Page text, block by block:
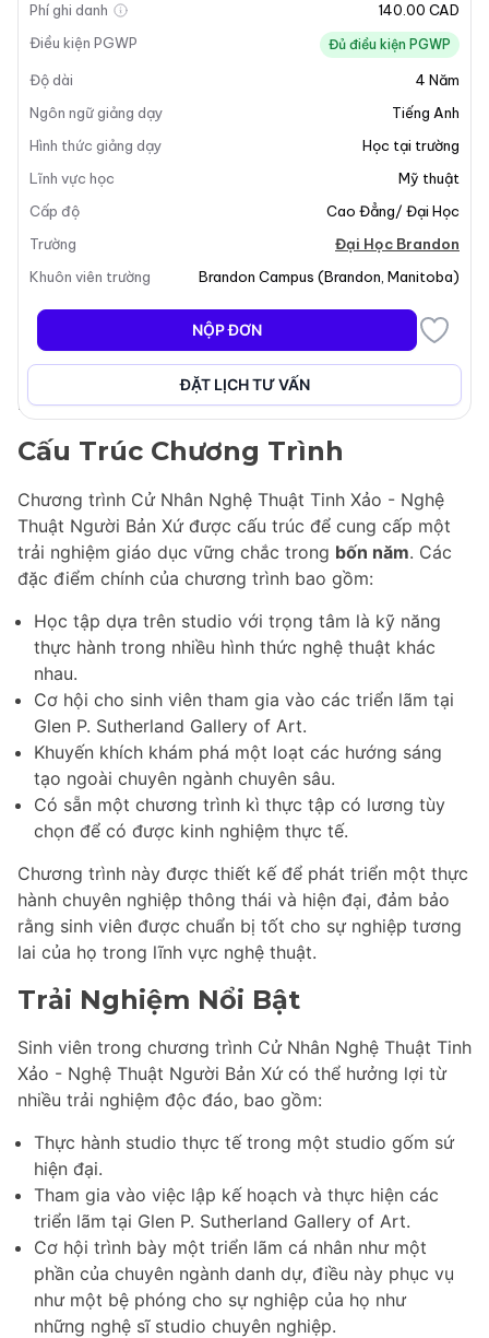
Tổng Quan Chương Trình
Cử Nhân Nghệ Thuật Tinh Xảo - Nghệ Thuật Người
Bản Xứ là một chương trình chuyên nghiệp, dựa trên
studio, được thiết kế để phát triển kỹ năng và kiến
viên cơ hội khám phá nhiều hướng sáng tạo khác nhau
trong khi tập trung vào Nghệ Thuật Người Bản Xứ. Nó
bao gồm một chương trình giảng dạy toàn diện bao
gồm các lớp học studio nghệ thuật, các bài giảng về
khóa học kinh doanh thiết yếu. Sinh viên được khuyến
khích tham gia vào nhiều thực hành nghệ thuật khác
nhau, chuẩn bị cho họ một sự nghiệp thành công trong
lĩnh vực nghệ thuật.
Cấu Trúc Chương Trình
Chương trình Cử Nhân Nghệ Thuật Tinh Xảo - Nghệ
Thuật Người Bản Xứ được cấu trúc để cung cấp một
trải nghiệm giáo dục vững chắc trong bốn năm. Các
đặc điểm chính của chương trình bao gồm:
Học tập dựa trên studio với trọng tâm là kỹ năng
thực hành trong nhiều hình thức nghệ thuật khác
nhau.
Cơ hội cho sinh viên tham gia vào các triển lãm tại
Glen P. Sutherland Gallery of Art.
Khuyến khích khám phá một loạt các hướng sáng
tạo ngoài chuyên ngành chuyên sâu.
Có sẵn một chương trình kì thực tập có lương tùy
chọn để có được kinh nghiệm thực tế.
Chương trình này được thiết kế để phát triển một thực
hành chuyên nghiệp thông thái và hiện đại, đảm bảo
rằng sinh viên được chuẩn bị tốt cho sự nghiệp tương
lai của họ trong lĩnh vực nghệ thuật.
Trải Nghiệm Nổi Bật
Sinh viên trong chương trình Cử Nhân Nghệ Thuật Tinh
Xảo - Nghệ Thuật Người Bản Xứ có thể hưởng lợi từ
nhiều trải nghiệm độc đáo, bao gồm:
Thực hành studio thực tế trong một studio gốm sứ
hiện đại.
Tham gia vào việc lập kế hoạch và thực hiện các
triển lãm tại Glen P. Sutherland Gallery of Art.
Cơ hội trình bày một triển lãm cá nhân như một
phần của chuyên ngành danh dự, điều này phục vụ
như một bệ phóng cho sự nghiệp của họ như
những nghệ sĩ studio chuyên nghiệp.
Phí ghi danh
140.00 CAD
Điều kiện PGWP
Đủ điều kiện PGWP
Độ dài 4 Năm
Ngôn ngữ giảng dạy
Tiếng Anh
Hình thức giảng dạy
Học tại trường
Lĩnh vực học
Mỹ thuật
Cấp độ
Cao Đẳng/ Đại Học
Trường
Đại Học Brandon
Khuôn viên trường
Brandon Campus (Brandon Manitoba)
NỘP ĐƠN
ĐẶT LỊCH TƯ VẤN